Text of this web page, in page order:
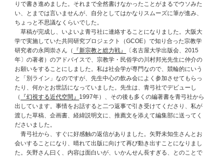
りで書き進めました。それまで全然書けなかったことがまるでウソみた
い、とまでは言いませんが、自分としてはかなりスムーズに筆が進み、
ちょっと不思議なくらいでした。
草稿が完成し、いよいよ青弓社に連絡することになりました。大阪大
学で実施していた共同研究プロジェクト（GCOE）で知り合った宗教学
研究者の永岡崇さん（
『新宗教と総力戦』
〔名古屋大学出版会、2015
年〕の著者）のアドバイスで、宗教学・民俗学の川村邦光先生に仲介の
お願いをすることにしました。私は社会学が専門なので、競輪的にいう
と「別ライン」なのですが、先生中心の飲み会によく参加させてもらっ
たり、何かとお世話になっていました。先生は、青弓社でデビューし
（
『幻視する近代空間』 1997年）、その後も多くの編著書を青弓社から
出しています。事情をお話すると二つ返事で引き受けてくださり、私が
渡した草稿、企画書、経緯説明文に、推薦文を添えて編集部に送ってく
ださいました。
青弓社から、すぐに好感触の返信がありました。矢野未知生さんとお
会いすることになり、晴れて出版に向けて再び動き出すことになりまし
た。矢野さん曰く、内容は面白いが、いかんせん長すぎる、とのことで